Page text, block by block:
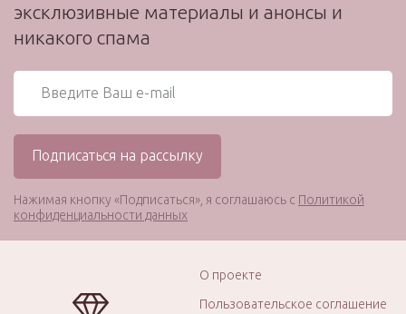
эксклюзивные материалы и анонсы и
никакого спама
Нажимая кнопку «Подписаться», я соглашаюсь с Политикой
конфиденциальности данных
О проекте
Пользовательское соглашение